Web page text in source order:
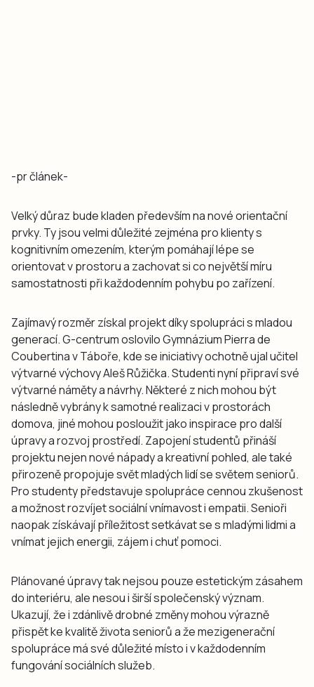
-pr článek-
Velký důraz bude kladen především na nové orientační
prvky. Ty jsou velmi důležité zejména pro klienty s
kognitivním omezením, kterým pomáhají lépe se
orientovat v prostoru a zachovat si co největší míru
samostatnosti při každodenním pohybu po zařízení.
Zajímavý rozměr získal projekt díky spolupráci s mladou
generací. G-centrum oslovilo Gymnázium Pierra de
Coubertina v Táboře, kde se iniciativy ochotně ujal učitel
výtvarné výchovy Aleš Růžička. Studenti nyní připraví své
výtvarné náměty a návrhy. Některé z nich mohou být
následně vybrány k samotné realizaci v prostorách
domova, jiné mohou posloužit jako inspirace pro další
úpravy a rozvoj prostředí. Zapojení studentů přináší
projektu nejen nové nápady a kreativní pohled, ale také
přirozeně propojuje svět mladých lidí se světem seniorů.
Pro studenty představuje spolupráce cennou zkušenost
a možnost rozvíjet sociální vnímavost i empatii. Senioři
naopak získávají příležitost setkávat se s mladými lidmi a
vnímat jejich energii, zájem i chuť pomoci.
Plánované úpravy tak nejsou pouze estetickým zásahem
do interiéru, ale nesou i širší společenský význam.
Ukazují, že i zdánlivě drobné změny mohou výrazně
přispět ke kvalitě života seniorů a že mezigenerační
spolupráce má své důležité místo i v každodenním
fungování sociálních služeb.